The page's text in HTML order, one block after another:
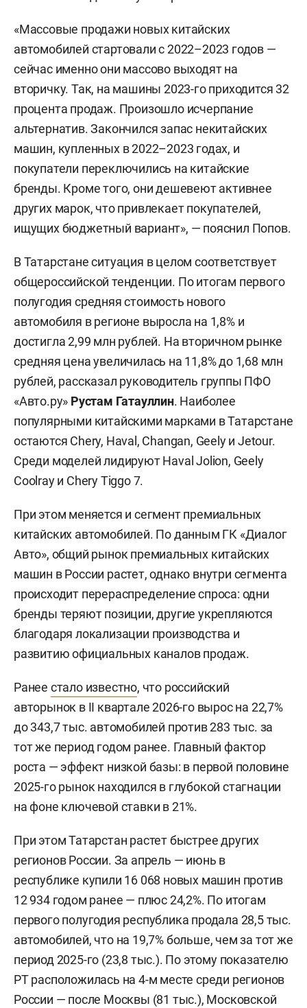
«Массовые продажи новых китайских
автомобилей стартовали с 2022–2023 годов —
сейчас именно они массово выходят на
вторичку. Так, на машины 2023-го приходится 32
процента продаж. Произошло исчерпание
альтернатив. Закончился запас некитайских
машин, купленных в 2022–2023 годах, и
покупатели переключились на китайские
бренды. Кроме того, они дешевеют активнее
других марок, что привлекает покупателей,
ищущих бюджетный вариант», — пояснил Попов.
В Татарстане ситуация в целом соответствует
общероссийской тенденции. По итогам первого
полугодия средняя стоимость нового
автомобиля в регионе выросла на 1,8% и
достигла 2,99 млн рублей. На вторичном рынке
средняя цена увеличилась на 11,8% до 1,68 млн
рублей, рассказал руководитель группы ПФО
«Авто.ру» Рустам Гатауллин. Наиболее
популярными китайскими марками в Татарстане
остаются Chery, Haval, Changan, Geely и Jetour.
Среди моделей лидируют Haval Jolion, Geely
Coolray и Chery Tiggo 7.
При этом меняется и сегмент премиальных
китайских автомобилей. По данным ГК «Диалог
Авто», общий рынок премиальных китайских
машин в России растет, однако внутри сегмента
происходит перераспределение спроса: одни
бренды теряют позиции, другие укрепляются
благодаря локализации производства и
развитию официальных каналов продаж.
Ранее стало известно, что российский
авторынок в II квартале 2026-го вырос на 22,7%
до 343,7 тыс. автомобилей против 283 тыс. за
тот же период годом ранее. Главный фактор
роста — эффект низкой базы: в первой половине
2025-го рынок находился в глубокой стагнации
на фоне ключевой ставки в 21%.
При этом Татарстан растет быстрее других
регионов России. За апрель — июнь в
республике купили 16 068 новых машин против
12 934 годом ранее — плюс 24,2%. По итогам
первого полугодия республика продала 28,5 тыс.
автомобилей, что на 19,7% больше, чем за тот же
период 2025-го (23,8 тыс.). По этому показателю
РТ расположилась на 4-м месте среди регионов
России — после Москвы (81 тыс.), Московской